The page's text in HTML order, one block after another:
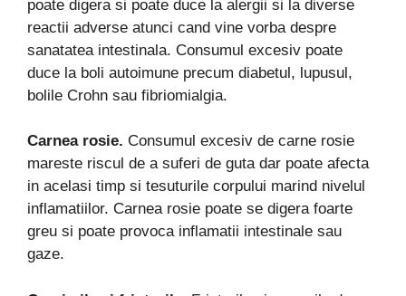
poate digera si poate duce la alergii si la diverse
reactii adverse atunci cand vine vorba despre
sanatatea intestinala. Consumul excesiv poate
duce la boli autoimune precum diabetul, lupusul,
bolile Crohn sau fibriomialgia.
Carnea rosie. Consumul excesiv de carne rosie
mareste riscul de a suferi de guta dar poate afecta
in acelasi timp si tesuturile corpului marind nivelul
inflamatiilor. Carnea rosie poate se digera foarte
greu si poate provoca inflamatii intestinale sau
gaze.